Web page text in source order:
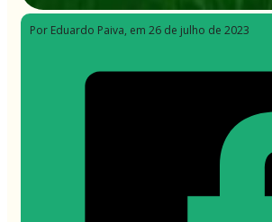
Por Eduardo Paiva, em 26 de julho de 2023